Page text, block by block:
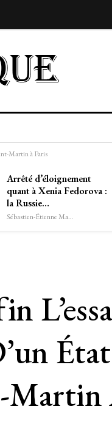
Martin à Paris
Arrêté d’éloignement
quant à Xenia Fedorova :
la Russie…
Sébastien-Étienne Marechal
Martin